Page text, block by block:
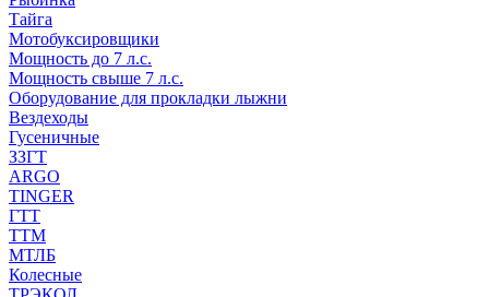
Тайга
Мотобуксировщики
Мощность до 7 л.с.
Мощность свыше 7 л.с.
Оборудование для прокладки лыжни
Вездеходы
Гусеничные
ЗЗГТ
ARGO
TINGER
ГТТ
ТТМ
МТЛБ
Колесные